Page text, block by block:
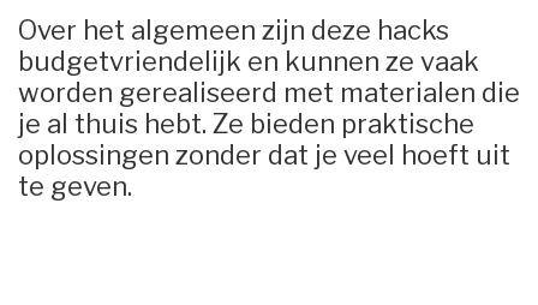
Over het algemeen zijn deze hacks
budgetvriendelijk en kunnen ze vaak
worden gerealiseerd met materialen die
je al thuis hebt. Ze bieden praktische
oplossingen zonder dat je veel hoeft uit
te geven.